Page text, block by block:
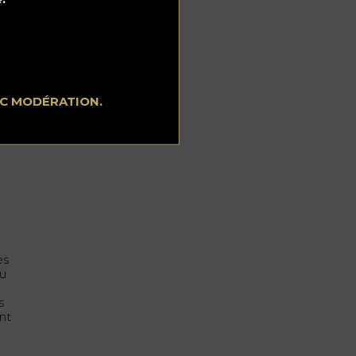
MODÉRATION.